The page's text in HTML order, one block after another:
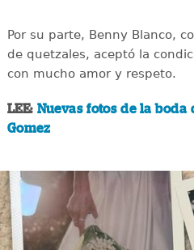
Por su parte, Benny Blanco,
de quetzales, aceptó la
con mucho amor y respeto.
LEE: Nuevas fotos de la boda
Gomez